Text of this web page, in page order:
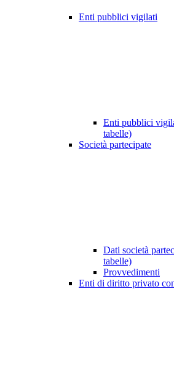
Enti pubblici vigilati
Enti pubblici
tabelle)
Società partecipate
Dati società
tabelle)
Provvedimenti
Enti di diritto privato